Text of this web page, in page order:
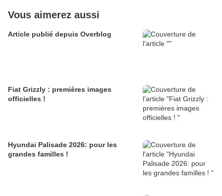
Vous aimerez aussi
Article publié depuis Overblog
Fiat Grizzly : premières images
officielles !
Hyundai Palisade 2026: pour les
grandes familles !